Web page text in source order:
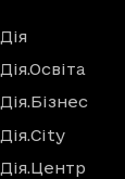
Дія
Дія.Освіта
Дія.Бізнес
Дія.City
Дія.Центр